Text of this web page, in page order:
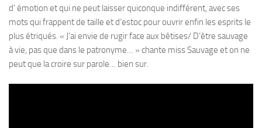
d’ émotion et qui ne peut laisser quiconque indifférent, avec ses
mots qui frappent de taille et d’estoc pour ouvrir enfin les esprits le
plus étriqués. « J’ai envie de rugir face aux bêtises/ D’être sauvage
à vie, pas que dans le patronyme… » chante miss Sauvage et on ne
peut que la croire sur parole… bien sur.